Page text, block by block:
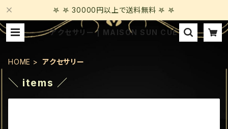
𖤐 𖤐 30000円以上で送料無料 𖤐 𖤐
アクセサリー | MAISON SUN CUE
HOME アクセサリー
＼ items ／